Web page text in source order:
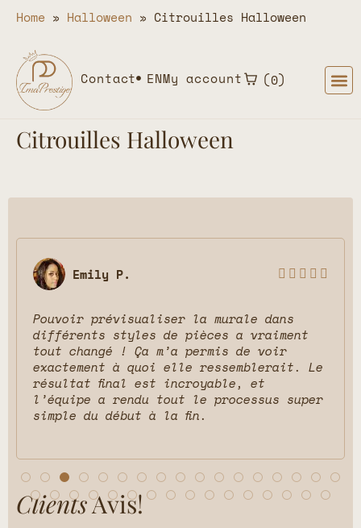
Home » Halloween » Citrouilles Halloween
Contact ENMy account 0
Citrouilles Halloween
Emily P.     
Pouvoir prévisualiser la murale dans
différents styles de pièces a vraiment
tout changé ! Ça m’a permis de voir
exactement à quoi elle ressemblerait. Le
résultat final est incroyable, et
l’équipe a rendu tout le processus super
simple du début à la fin.
ClientsAvis!